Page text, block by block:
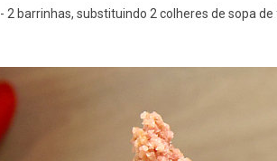
- 2 barrinhas, substituindo 2 colheres de sopa